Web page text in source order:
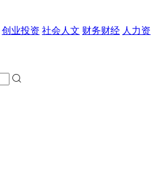
创业投资 社会人文 财务财经 人力资